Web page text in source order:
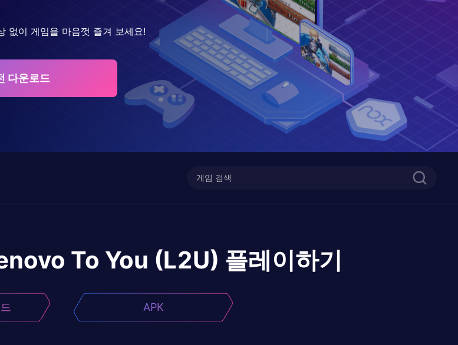
없이 게임을 마음껏 즐겨 보세요!
다운로드
To You (L2U) 플레이하기
APK